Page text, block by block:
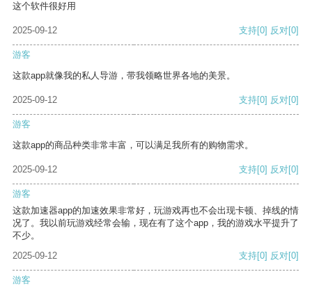
这个软件很好用
2025-09-12 支持[0] 反对[0]
游客
这款app就像我的私人导游，带我领略世界各地的美景。
2025-09-12 支持[0] 反对[0]
游客
这款app的商品种类非常丰富，可以满足我所有的购物需求。
2025-09-12 支持[0] 反对[0]
游客
这款加速器app的加速效果非常好，玩游戏再也不会出现卡顿、掉线的情
况了。我以前玩游戏经常会输，现在有了这个app，我的游戏水平提升了
不少。
2025-09-12
支持[0] 反对[0]
游客